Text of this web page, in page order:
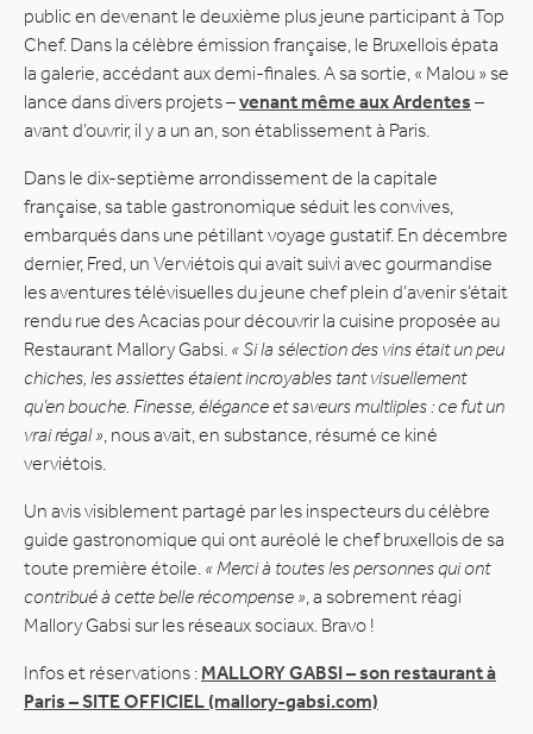
public en devenant le deuxième plus jeune participant à Top
Chef. Dans la célèbre émission française, le Bruxellois épata
la galerie, accédant aux demi-finales. A sa sortie, « Malou » se
lance dans divers projets –venant même aux Ardentes –
avant d’ouvrir, il y a un an, son établissement à Paris.
Dans le dix-septième arrondissement de la capitale
française, sa table gastronomique séduit les convives,
embarqués dans une pétillant voyage gustatif. En décembre
dernier, Fred, un Verviétois qui avait suivi avec gourmandise
les aventures télévisuelles du jeune chef plein d’avenir s’était
rendu rue des Acacias pour découvrir la cuisine proposée au
Restaurant Mallory Gabsi. « Si la sélection des vins était un peu
chiches, les assiettes étaient incroyables tant visuellement
qu’en bouche. Finesse, élégance et saveurs multliples : ce fut un
vrai régal » , nous avait, en substance, résumé ce kiné
verviétois.
Un avis visiblement partagé par les inspecteurs du célèbre
guide gastronomique qui ont auréolé le chef bruxellois de sa
toute première étoile. « Merci à toutes les personnes qui ont
contribué à cette belle récompense » , a sobrement réagi
Mallory Gabsi sur les réseaux sociaux. Bravo !
Infos et réservations : MALLORY GABSI – son restaurant à
Paris – SITE OFFICIEL (mallory-gabsi.com)